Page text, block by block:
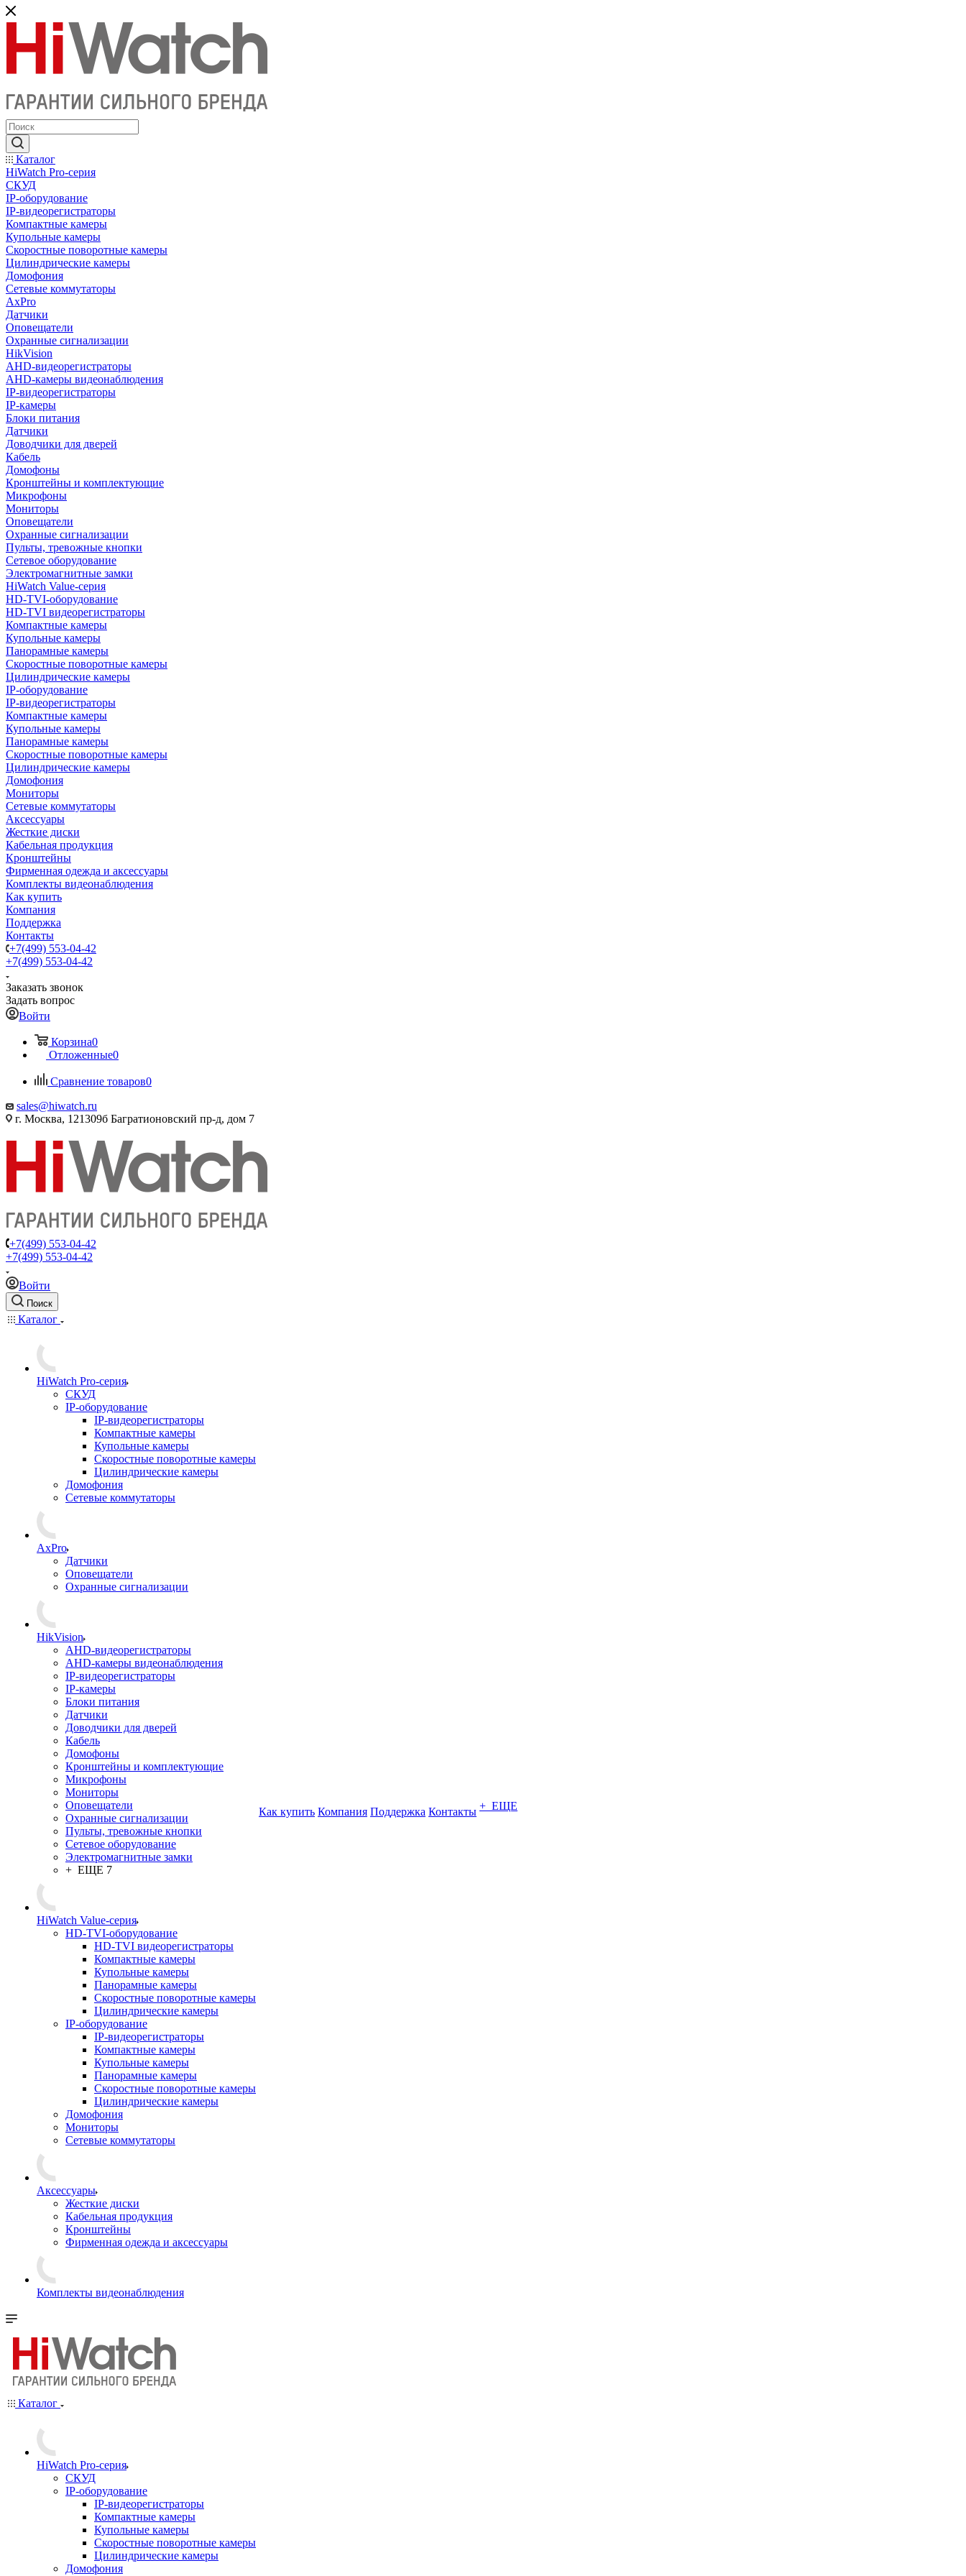
Каталог
HiWatch Pro-серия
CКУД
IP-оборудование
IP-видеорегистраторы
Компактные камеры
Купольные камеры
Скоростные поворотные камеры
Цилиндрические камеры
Домофония
Сетевые коммутаторы
AxPro
Датчики
Оповещатели
Охранные сигнализации
HikVision
AHD-видеорегистраторы
AHD-камеры видеонаблюдения
IP-видеорегистраторы
IP-камеры
Блоки питания
Датчики
Доводчики для дверей
Кабель
Домофоны
Кронштейны и комплектующие
Микрофоны
Мониторы
Оповещатели
Охранные сигнализации
Пульты, тревожные кнопки
Сетевое оборудование
Электромагнитные замки
HiWatch Value-серия
HD-TVI-оборудование
HD-TVI видеорегистраторы
Компактные камеры
Купольные камеры
Панорамные камеры
Скоростные поворотные камеры
Цилиндрические камеры
IP-оборудование
IP-видеорегистраторы
Компактные камеры
Купольные камеры
Панорамные камеры
Скоростные поворотные камеры
Цилиндрические камеры
Домофония
Мониторы
Сетевые коммутаторы
Аксессуары
Жесткие диски
Кабельная продукция
Кронштейны
Фирменная одежда и аксессуары
Комплекты видеонаблюдения
Как купить
Компания
Поддержка
Контакты
+7(499) 553-04-42
+7(499) 553-04-42
Заказать звонок
Задать вопрос
Войти
Корзина0
Отложенные0
Сравнение товаров0
sales@hiwatch.ru
г. Москва, 121309б Багратионовский пр-д, дом 7
+7(499) 553-04-42
+7(499) 553-04-42
Войти
Поиск
Каталог
HiWatch Pro-серия
CКУД
IP-оборудование
IP-видеорегистраторы
Компактные камеры
Купольные камеры
Скоростные поворотные камеры
Цилиндрические камеры
Домофония
Сетевые коммутаторы
AxPro
Датчики
Оповещатели
Охранные сигнализации
HikVision
AHD-видеорегистраторы
AHD-камеры видеонаблюдения
IP-видеорегистраторы
IP-камеры
Блоки питания
Датчики
Доводчики для дверей
Кабель
Домофоны
Кронштейны и комплектующие
Микрофоны
Мониторы
Оповещатели
Охранные сигнализации
Пульты, тревожные кнопки
Сетевое оборудование
Электромагнитные замки
+ ЕЩЕ 7
HiWatch Value-серия
HD-TVI-оборудование
HD-TVI видеорегистраторы
Компактные камеры
Купольные камеры
Панорамные камеры
Скоростные поворотные камеры
Цилиндрические камеры
IP-оборудование
IP-видеорегистраторы
Компактные камеры
Купольные камеры
Панорамные камеры
Скоростные поворотные камеры
Цилиндрические камеры
Домофония
Мониторы
Сетевые коммутаторы
Аксессуары
Жесткие диски
Кабельная продукция
Кронштейны
Фирменная одежда и аксессуары
Комплекты видеонаблюдения
Как купить Компания Поддержка Контакты + ЕЩЕ
Каталог
HiWatch Pro-серия
CКУД
IP-оборудование
IP-видеорегистраторы
Компактные камеры
Купольные камеры
Скоростные поворотные камеры
Цилиндрические камеры
Домофония